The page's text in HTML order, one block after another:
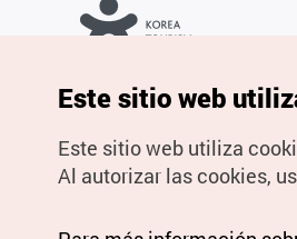
derechos reservados.
Para informes de errores y
spanish@knto.or.kr
Este sitio web
Este sitio web utiliza
Al autorizar las cookies,